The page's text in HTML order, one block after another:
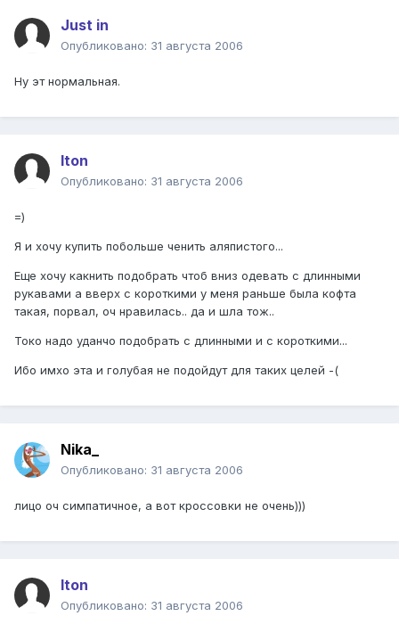
Just in
Опубликовано: 31 августа 2006
Ну эт нормальная.
Iton
Опубликовано: 31 августа 2006
=)
Я и хочу купить побольше ченить аляпистого...
Еще хочу какнить подобрать чтоб вниз одевать с длинными
рукавами а вверх с короткими у меня раньше была кофта
такая, порвал, оч нравилась.. да и шла тож..
Токо надо уданчо подобрать с длинными и с короткими...
Ибо имхо эта и голубая не подойдут для таких целей -(
Nika_
Опубликовано: 31 августа 2006
лицо оч симпатичное, а вот кроссовки не очень)))
Iton
Опубликовано: 31 августа 2006